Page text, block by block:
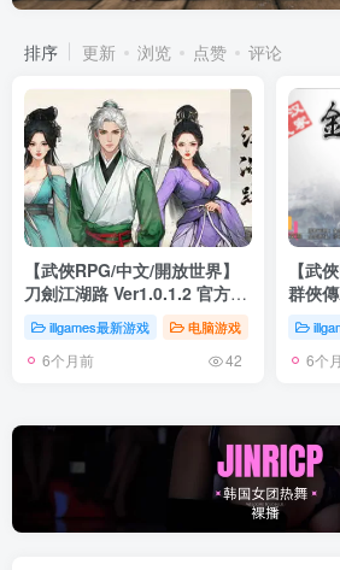
排序 更新 浏览 点赞 评论
【武俠RPG/中文/開放世界】
刀劍江湖路 Ver1.0.1.2 官方中
文 紳士MOD整合版 地牢調教
+角色美化+亂倫+額外角色+賣
春[新整合]【電腦/7.6G】
illgames最新游戏 电脑游戏
6个月前 42
【武
群俠
魔改/
6个